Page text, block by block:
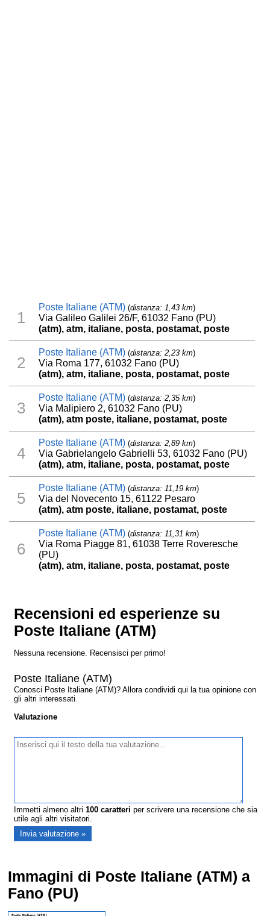
1
Poste Italiane (ATM) (distanza: 1,43 km)
Via Galileo Galilei 26/F, 61032 Fano (PU)
(atm), atm, italiane, posta, postamat, poste
2
Poste Italiane (ATM) (distanza: 2,23 km)
Via Roma 177, 61032 Fano (PU)
(atm), atm, italiane, posta, postamat, poste
3
Poste Italiane (ATM) (distanza: 2,35 km)
Via Malipiero 2, 61032 Fano (PU)
(atm), atm poste, italiane, postamat, poste
4
Poste Italiane (ATM) (distanza: 2,89 km)
Via Gabrielangelo Gabrielli 53, 61032 Fano (PU)
(atm), atm, italiane, posta, postamat, poste
5
Poste Italiane (ATM) (distanza: 11,19 km)
Via del Novecento 15, 61122 Pesaro
(atm), atm poste, italiane, postamat, poste
6
Poste Italiane (ATM) (distanza: 11,31 km)
Via Roma Piagge 81, 61038 Terre Roveresche
(PU)
(atm), atm, italiane, posta, postamat, poste
Recensioni ed esperienze su
Poste Italiane (ATM)
Nessuna recensione. Recensisci per primo!
Poste Italiane (ATM)
Conosci Poste Italiane (ATM)? Allora condividi qui la tua opinione con
gli altri interessati.
Valutazione
Immetti almeno altri100 caratteri per scrivere una recensione che sia
utile agli altri visitatori.
Immagini di Poste Italiane (ATM) a
Fano (PU)